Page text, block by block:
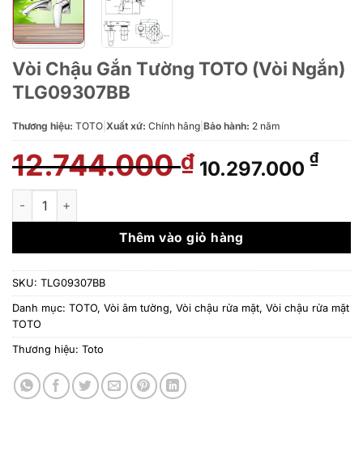
Vòi Chậu Gắn Tường TOTO (Vòi Ngắn)
TLG09307BB
Thương hiệu: TOTO Xuất xứ: Chính hãng Bảo hành: 2 năm
12.744.000₫ Giá
gốc
12.744.000 ₫.
10.297.000 ₫Giá
là:
Vòi Chậu Gắn Tường TOTO (Vòi Ngắn) TLG09307BB số lượng
Thêm vào giỏ hàng
SKU: TLG09307BB
Danh mục: TOTO, Vòi âm tường, Vòi chậu rửa mặt, Vòi chậu rửa mặt
TOTO
Thương hiệu: Toto